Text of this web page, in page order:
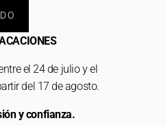
el 24 de julio y el
del 17 de agosto.
y confianza.